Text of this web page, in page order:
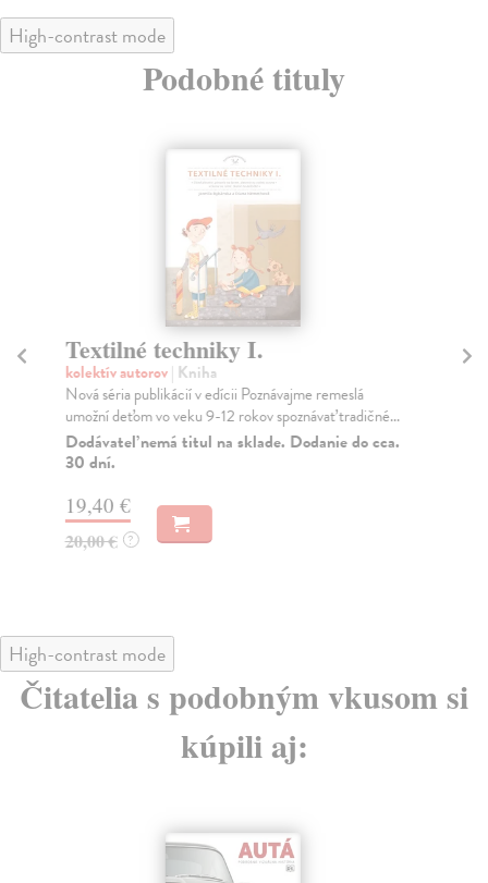
High-contrast mode
Podobné tituly
Textilné techniky I.
kolektív autorov| Kniha
Nová séria publikácií v edícii Poznávajme remeslá
umožní deťom vo veku 9-12 rokov spoznávať tradičné...
Dodávateľ nemá titul na sklade. Dodanie do cca.
30 dní.
19,40 €
20,00 € ?
High-contrast mode
Čitatelia s podobným vkusom si
kúpili aj: